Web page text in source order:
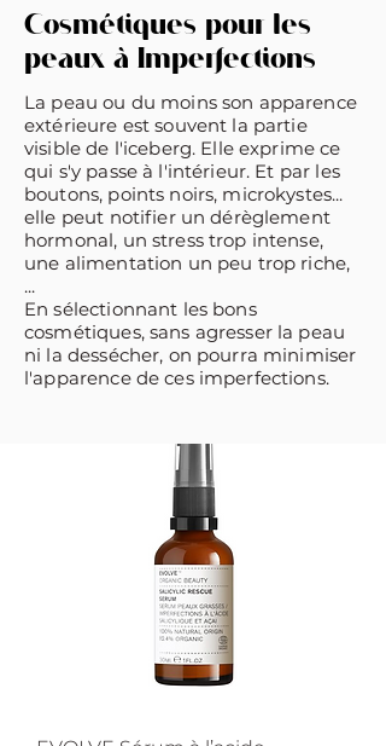
Cosmétiques pour les
peaux à Imperfections
La peau ou du moins son apparence
extérieure est souvent la partie
visible de l'iceberg. Elle exprime ce
qui s'y passe à l'intérieur. Et par les
boutons, points noirs, microkystes...
elle peut notifier un dérèglement
hormonal, un stress trop intense,
une alimentation un peu trop riche,
...
En sélectionnant les bons
cosmétiques, sans agresser la peau
ni la dessécher, on pourra minimiser
l'apparence de ces imperfections.